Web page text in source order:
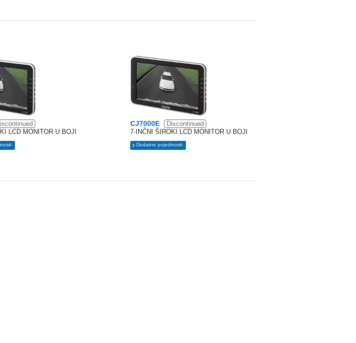
LCD MONITOR U BOJI
CJ7000E
Discontinued
7-INČNI ŠIROKI LCD MONITOR U BOJI
Dodatne pojedinosti